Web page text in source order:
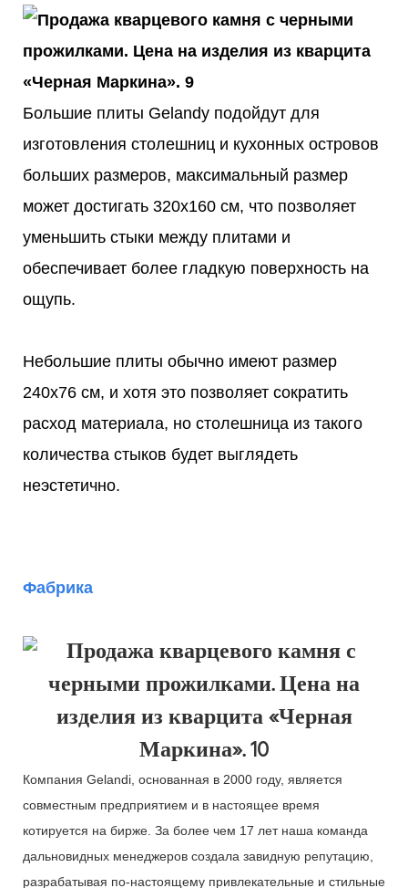
Большие плиты Gelandy подойдут для
изготовления столешниц и кухонных островов
больших размеров, максимальный размер
может достигать 320x160 см, что позволяет
уменьшить стыки между плитами и
обеспечивает более гладкую поверхность на
ощупь.
Небольшие плиты обычно имеют размер
240x76 см, и хотя это позволяет сократить
расход материала, но столешница из такого
количества стыков будет выглядеть
неэстетично.
Фабрика
Компания Gelandi, основанная в 2000 году, является
совместным предприятием и в настоящее время
котируется на бирже. За более чем 17 лет наша команда
дальновидных менеджеров создала завидную репутацию,
разрабатывая по-настоящему привлекательные и стильные